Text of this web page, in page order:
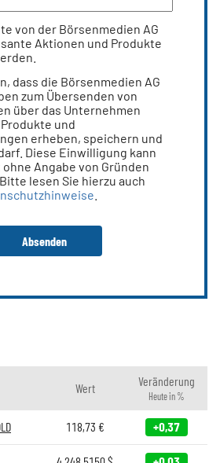
von der Börsenmedien AG
Aktionen und Produkte
dass die Börsenmedien AG
zum Übersenden von
über das Unternehmen
und
erheben, speichern und
Diese Einwilligung kann
Angabe von Gründen
lesen Sie hierzu auch
Wert Veränderung
Heute in %
118,73 € +0,37